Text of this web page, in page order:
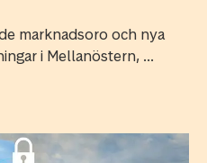
marknadsoro och nya
i Mellanöstern, ...